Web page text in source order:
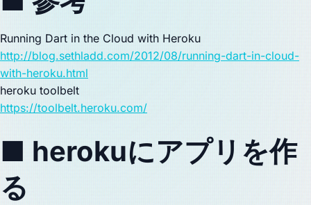
Running Dart in the Cloud with Heroku
http://blog.sethladd.com/2012/08/running-dart-in-cloud-
with-heroku.html
heroku toolbelt
https://toolbelt.heroku.com/
■ herokuにアプリを作
る